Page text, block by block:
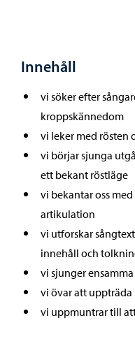
Innehåll
vi söker efter
kroppskännedom
vi leker med rösten
vi börjar sjunga
ett bekant röstläge
vi bekantar oss
artikulation
vi utforskar
innehåll och
vi sjunger
vi övar att
vi uppmuntrar till